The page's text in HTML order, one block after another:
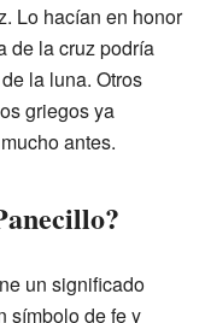
Lo hacían en honor
de la cruz podría
la luna. Otros
griegos ya
antes.
un significado
símbolo de fe y